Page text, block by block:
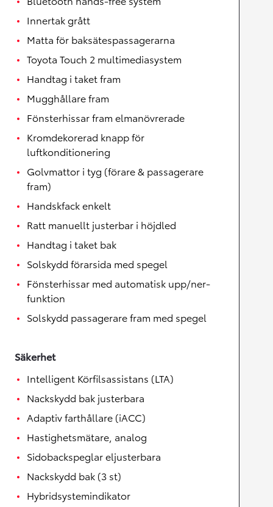
Innertak grått
Matta för baksätespassagerarna
Toyota Touch 2 multimediasystem
Handtag i taket fram
Mugghållare fram
Fönsterhissar fram elmanövrerade
Kromdekorerad knapp för
luftkonditionering
Golvmattor i tyg (förare & passagerare
fram)
Handskfack enkelt
Ratt manuellt justerbar i höjdled
Handtag i taket bak
Solskydd förarsida med spegel
Fönsterhissar med automatisk upp/ner-
funktion
Solskydd passagerare fram med spegel
Säkerhet
Intelligent Körfilsassistans (LTA)
Nackskydd bak justerbara
Adaptiv farthållare (iACC)
Hastighetsmätare, analog
Sidobackspeglar eljusterbara
Nackskydd bak (3 st)
Hybridsystemindikator